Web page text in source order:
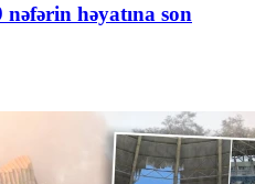
həyatına son